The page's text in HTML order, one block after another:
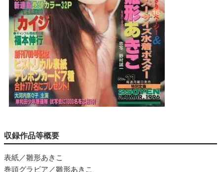
収録作品等概要
表紙／雛形あきこ
巻頭グラビア／雛形あきこ